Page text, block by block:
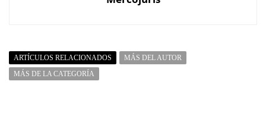
ARTÍCULOS RELACIONADOS
MÁS DEL AUTOR
MÁS DE LA CATEGORÍA